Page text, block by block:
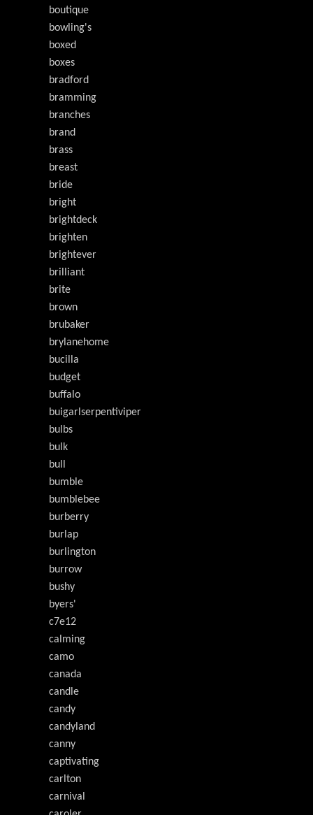
boutique
bowling's
boxed
boxes
bradford
bramming
branches
brand
brass
breast
bride
bright
brightdeck
brighten
brightever
brilliant
brite
brown
brubaker
brylanehome
bucilla
budget
buffalo
buigarlserpentiviper
bulbs
bulk
bull
bumble
bumblebee
burberry
burlap
burlington
burrow
bushy
byers'
c7e12
calming
camo
canada
candle
candy
candyland
canny
captivating
carlton
carnival